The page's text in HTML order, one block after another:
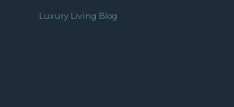
Luxury Living Blog